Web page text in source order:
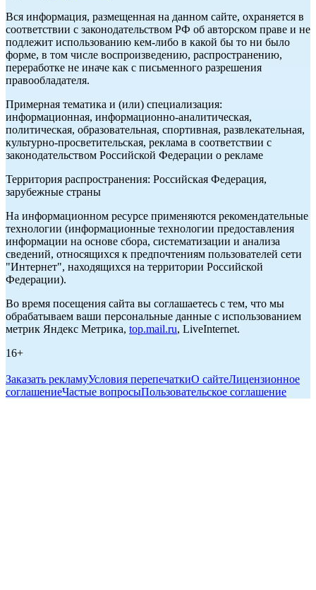
Вся информация, размещенная на данном сайте, охраняется в
соответствии с законодательством РФ об авторском праве и не
подлежит использованию кем-либо в какой бы то ни было
форме, в том числе воспроизведению, распространению,
переработке не иначе как с письменного разрешения
правообладателя.
Примерная тематика и (или) специализация:
информационная, информационно-аналитическая,
политическая, образовательная, спортивная, развлекательная,
культурно-просветительская, реклама в соответствии с
законодательством Российской Федерации о рекламе
Территория распространения: Российская Федерация,
зарубежные страны
На информационном ресурсе применяются рекомендательные
технологии (информационные технологии предоставления
информации на основе сбора, систематизации и анализа
сведений, относящихся к предпочтениям пользователей сети
"Интернет", находящихся на территории Российской
Федерации).
Во время посещения сайта вы соглашаетесь с тем, что мы
обрабатываем ваши персональные данные с использованием
метрик Яндекс Метрика, top.mail.ru, LiveInternet.
16+
Заказать рекламуУсловия перепечаткиО сайтеЛицензионное
соглашениеЧастые вопросыПользовательское соглашение